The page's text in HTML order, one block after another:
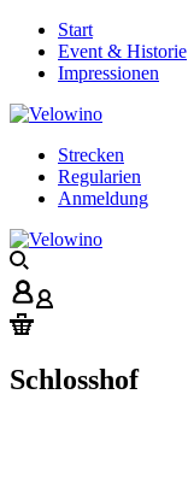
Start
Event & Historie
Impressionen
Strecken
Regularien
Anmeldung
Schlosshof